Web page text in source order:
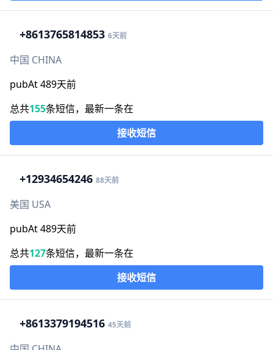
+8613765814853 6天前
中国 CHINA
pubAt 489天前
总共155条短信，最新一条在
接收短信
+12934654246 88天前
美国 USA
pubAt 489天前
总共127条短信，最新一条在
接收短信
+8613379194516 45天前